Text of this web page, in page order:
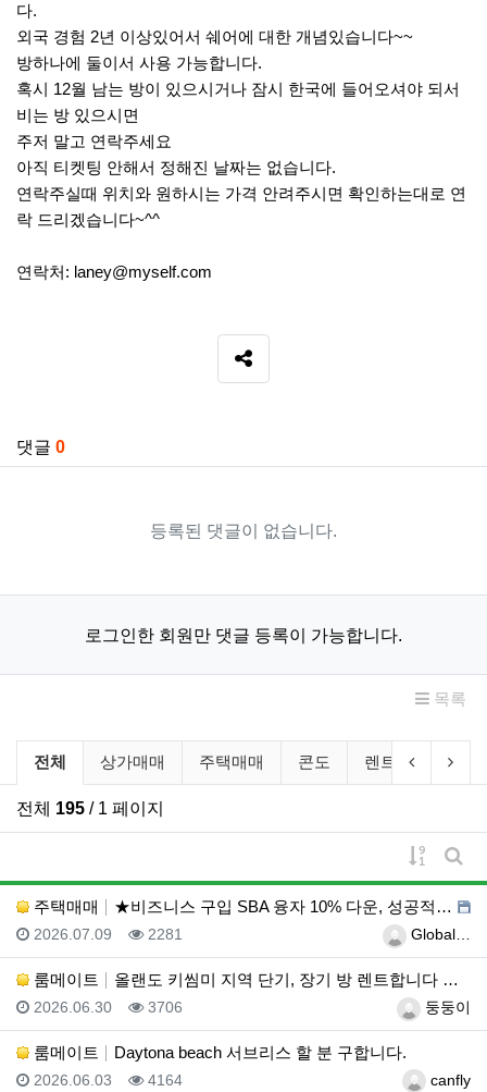
다.
외국 경험 2년 이상있어서 쉐어에 대한 개념있습니다~~
방하나에 둘이서 사용 가능합니다.
혹시 12월 남는 방이 있으시거나 잠시 한국에 들어오셔야 되서
비는 방 있으시면
주저 말고 연락주세요
아직 티켓팅 안해서 정해진 날짜는 없습니다.
연락주실때 위치와 원하시는 가격 안려주시면 확인하는대로 연
락 드리겠습니다~^^
연락처: laney@myself.com
SNS 공유
댓글 0
등록된 댓글이 없습니다.
로그인한 회원만 댓글 등록이 가능합니다.
목록
부동산/렌트 분류 목록
전체 상가매매 주택매매 콘도 렌트 룸메이
이전 분류
다
전체 195 / 1 페이지
게시물
게
주택매매
★비즈니스 구입 SBA 융자 10% 다운, 성공적인 비…
등록자Global…
등록일
2026.07.09 조회
2281
룸메이트 올랜도 키씸미 지역 단기, 장기 방 렌트합니다 연락주세…
등록자둥둥이
등록일
2026.06.30 조회
3706
룸메이트 Daytona beach 서브리스 할 분 구합니다.
등록자canfly
등록일
2026.06.03 조회
4164